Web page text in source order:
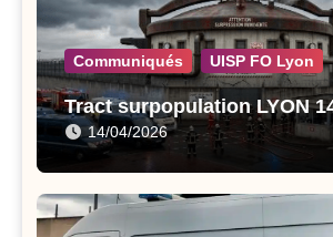
Communiqués UISP FO Lyon
Tract surpopulation LYON
14/04/2026